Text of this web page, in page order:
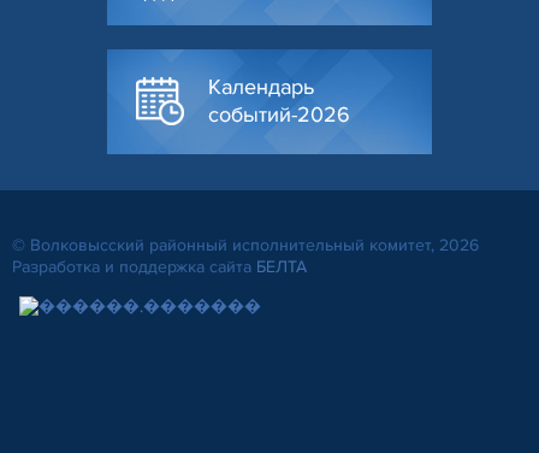
Календарь
событий-2026
© Волковысский районный исполнительный комитет, 2026
Разработка и поддержка сайта БЕЛТА